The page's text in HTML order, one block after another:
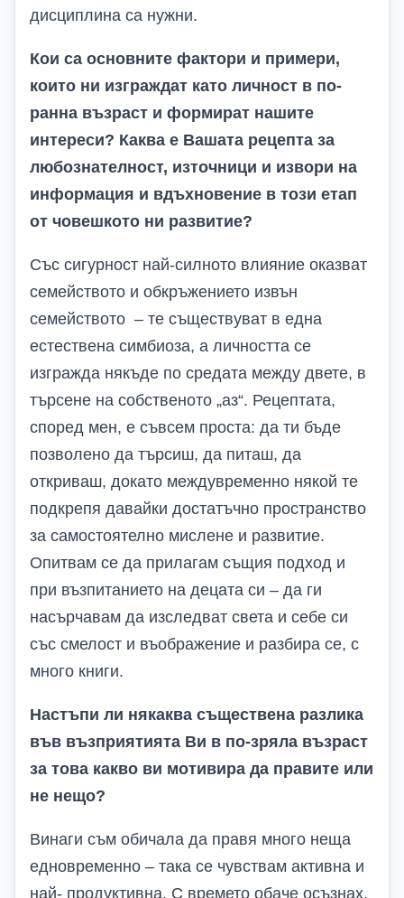
дисциплина са нужни.
Кои са основните фактори и примери,
които ни изграждат като личност в по-
ранна възраст и формират нашите
интереси? Каква е Вашата рецепта за
любознателност, източници и извори на
информация и вдъхновение в този етап
от човешкото ни развитие?
Със сигурност най-силното влияние оказват
семейството и обкръжението извън
семейството – те съществуват в една
естествена симбиоза, а личността се
изгражда някъде по средата между двете, в
търсене на собственото „аз“. Рецептата,
според мен, е съвсем проста: да ти бъде
позволено да търсиш, да питаш, да
откриваш, докато междувременно някой те
подкрепя давайки достатъчно пространство
за самостоятелно мислене и развитие.
Опитвам се да прилагам същия подход и
при възпитанието на децата си – да ги
насърчавам да изследват света и себе си
със смелост и въображение и разбира се, с
много книги.
Настъпи ли някаква съществена разлика
във възприятията Ви в по-зряла възраст
за това какво ви мотивира да правите или
не нещо?
Винаги съм обичала да правя много неща
едновременно – така се чувствам активна и
най- продуктивна. С времето обаче осъзнах,